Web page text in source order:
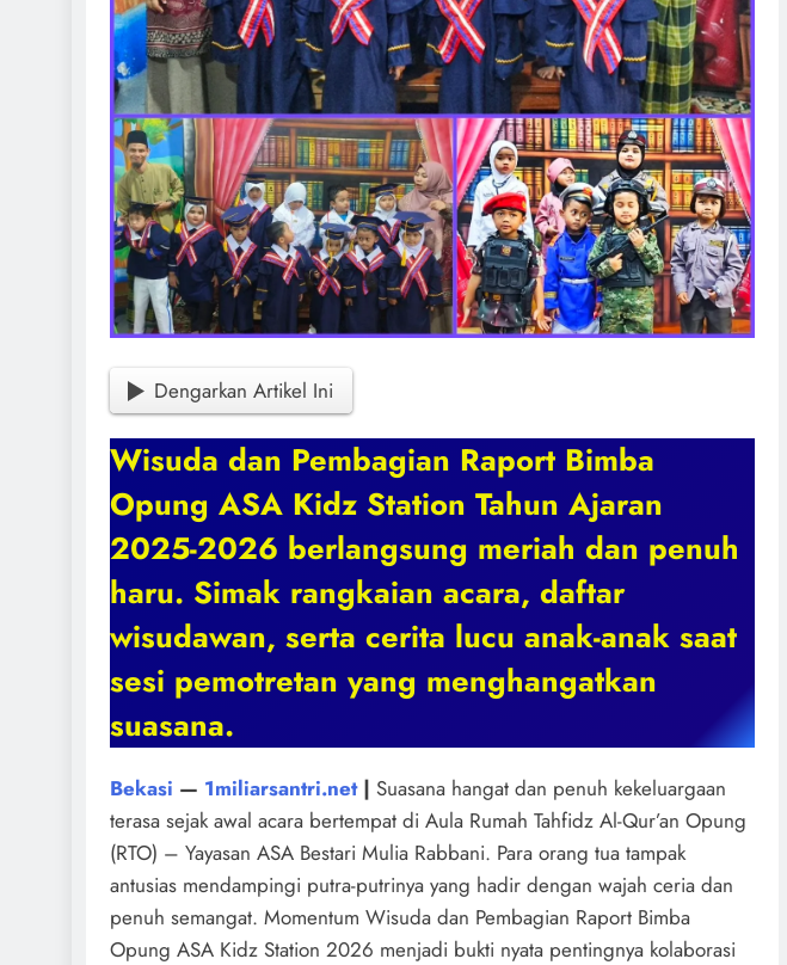
Dengarkan Artikel Ini
Wisuda dan Pembagian Raport Bimba
Opung ASA Kidz Station Tahun Ajaran
2025-2026 berlangsung meriah dan penuh
haru. Simak rangkaian acara, daftar
wisudawan, serta cerita lucu anak-anak saat
sesi pemotretan yang menghangatkan
suasana.
Bekasi — 1miliarsantri.net | Suasana hangat dan penuh kekeluargaan
terasa sejak awal acara bertempat di Aula Rumah Tahfidz Al-Qur’an Opung
(RTO) – Yayasan ASA Bestari Mulia Rabbani. Para orang tua tampak
antusias mendampingi putra-putrinya yang hadir dengan wajah ceria dan
penuh semangat. Momentum Wisuda dan Pembagian Raport Bimba
Opung ASA Kidz Station 2026 menjadi bukti nyata pentingnya kolaborasi